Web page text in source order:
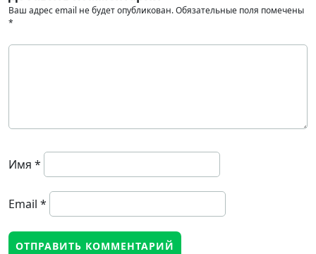
Ваш адрес email не будет опубликован.Обязательные поля помечены
*
Имя *
Email *